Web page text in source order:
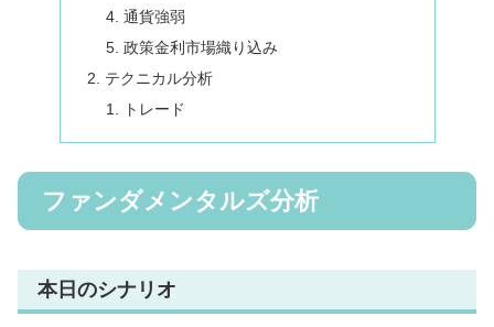
通貨強弱
政策金利市場織り込み
テクニカル分析
トレード
ファンダメンタルズ分析
本日のシナリオ